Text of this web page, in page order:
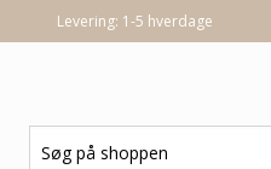
Levering: 1-5 hverdage